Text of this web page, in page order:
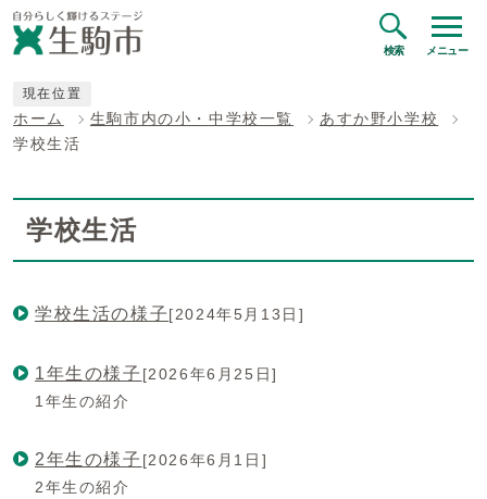
検索 メニュー
現在位置
ホーム 生駒市内の小・中学校一覧
あすか野小学校
学校生活
学校生活
学校生活の様子[2024年5月13日]
1年生の様子 [2026年6月25日]
1年生の紹介
2年生の様子 [2026年6月1日]
2年生の紹介